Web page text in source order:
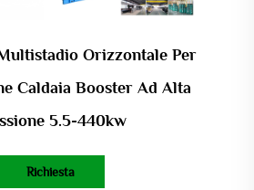
Orizzontale Per
Caldaia Booster Ad Alta
5.5-440kw
Richiesta